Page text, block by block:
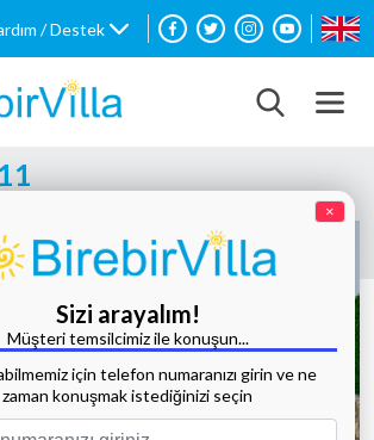
/ Destek
×
Sizi arayalım!
Müşteri temsilcimiz ile konuşun...
için telefon numaranızı girin ve ne
zaman konuşmak istediğinizi seçin